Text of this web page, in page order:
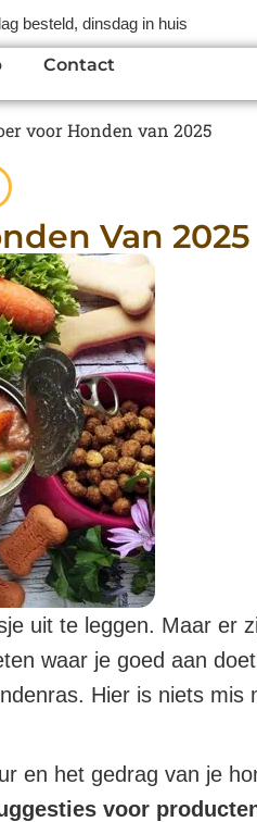
besteld, dinsdag in huis
Contact
voor Honden van 2025
Van 2025
uit te leggen. Maar er
waar je goed aan
Hier is niets mis
en het gedrag van je
voor